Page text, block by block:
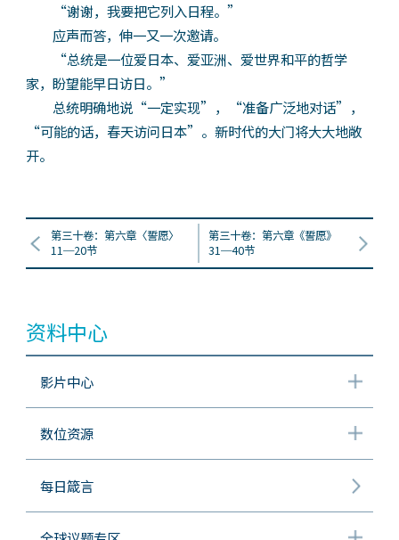
“谢谢，我要把它列入日程。”
应声而答，伸一又一次邀请。
“总统是一位爱日本、爱亚洲、爱世界和平的哲学
家，盼望能早日访日。”
总统明确地说“一定实现”，“准备广泛地对话”，
“可能的话，春天访问日本”。新时代的大门将大大地敞
开。
第三十卷：第六章〈誓愿〉
11─20节
第三十卷：第六章《誓愿》
31─40节
资料中心
影片中心
数位资源
每日箴言